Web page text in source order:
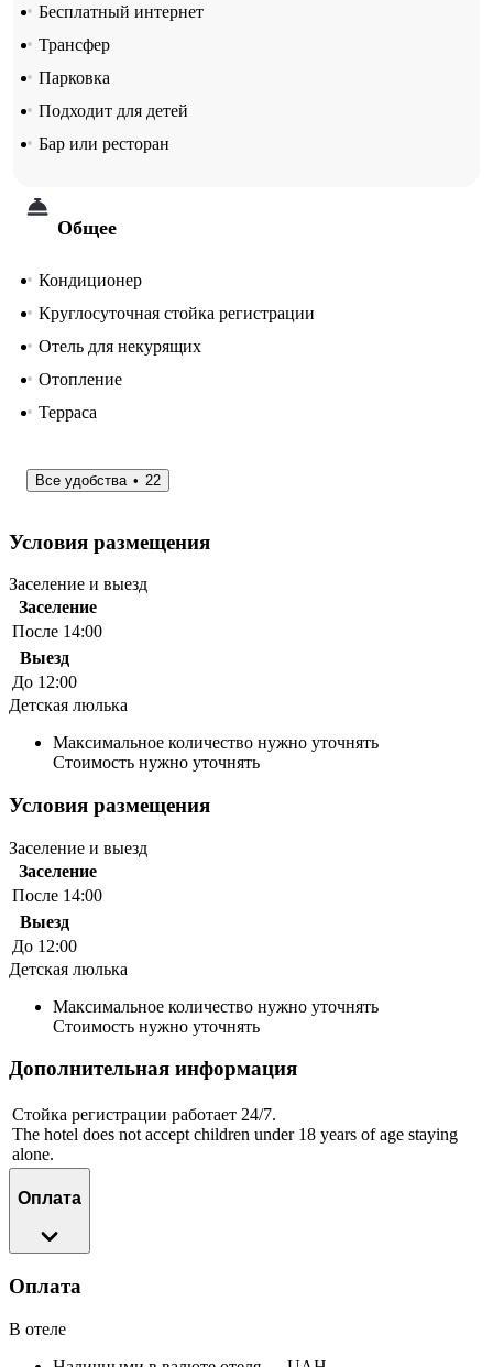
Бесплатный интернет
Трансфер
Парковка
Подходит для детей
Бар или ресторан
Общее
Кондиционер
Круглосуточная стойка регистрации
Отель для некурящих
Отопление
Терраса
Все удобства 22
Условия размещения
Заселение и выезд
Заселение
После 14:00
Выезд
До 12:00
Детская люлька
Максимальное количество нужно уточнять
Стоимость нужно уточнять
Условия размещения
Заселение и выезд
Заселение
После 14:00
Выезд
До 12:00
Детская люлька
Максимальное количество нужно уточнять
Стоимость нужно уточнять
Дополнительная информация
Стойка регистрации работает 24/7.
The hotel does not accept children under 18 years of age staying
alone.
Оплата
Оплата
В отеле